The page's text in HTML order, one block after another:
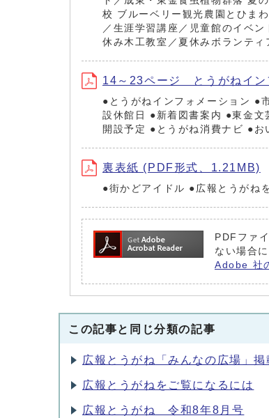
校 ブルーベリー観光農園とひま
／生涯学習講座／児童館のイベ
休み木工教室／夏休みボランテ
14～23ページ とうがねイン
●とうがねインフォメーション ●
設休館日 ●新着図書案内 ●東金
開設予定 ●とうがね消費ナビ ●お
裏表紙 (PDF形式、1.21MB)
●街かどアイドル ●広報とうがね
PDFファ
ない場合に
Adobe 社
この記事と同じ分類の記事
広報とうがね「みんなの広場」掲
広報とうがねをご覧になるには
広報とうがね 令和8年8月号